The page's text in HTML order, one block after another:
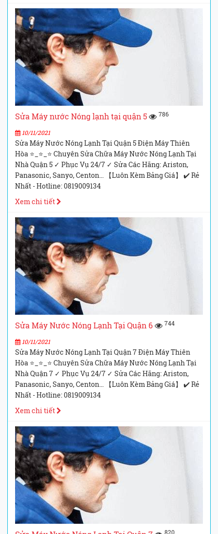
Sửa Máy nước Nóng lạnh tại quận 5 786
10/11/2021
Sửa Máy Nước Nóng Lạnh Tại Quận 5 Điện Máy Thiên
Hòa ⭐_⭐_⭐ Chuyên Sửa Chữa Máy Nước Nóng Lạnh Tại
Nhà Quận 5 ✓ Phục Vụ 24/7 ✓ Sửa Các Hãng: Ariston,
Panasonic, Sanyo, Centon... 【Luôn Kèm Bảng Giá】 ✔️ Rẻ
Nhất - Hotline: 0819009134
Xem chi tiết
Sửa Máy Nước Nóng Lạnh Tại Quận 6 744
10/11/2021
Sửa Máy Nước Nóng Lạnh Tại Quận 7 Điện Máy Thiên
Hòa ⭐_⭐_⭐ Chuyên Sửa Chữa Máy Nước Nóng Lạnh Tại
Nhà Quận 7 ✓ Phục Vụ 24/7 ✓ Sửa Các Hãng: Ariston,
Panasonic, Sanyo, Centon... 【Luôn Kèm Bảng Giá】 ✔️ Rẻ
Nhất - Hotline: 0819009134
Xem chi tiết
820